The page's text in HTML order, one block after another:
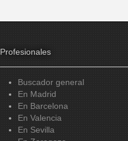
Profesionales
Buscador general
En Madrid
En Barcelona
En Valencia
En Sevilla